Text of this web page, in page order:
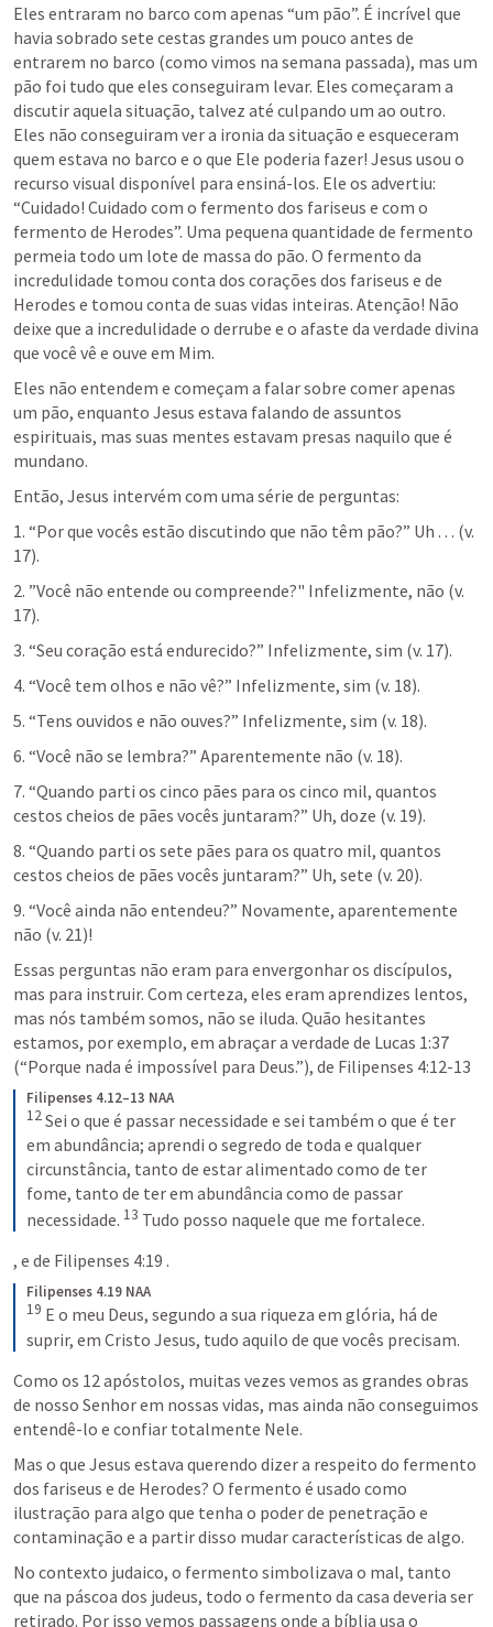
Eles entraram no barco com apenas “um pão”. É incrível que
havia sobrado sete cestas grandes um pouco antes de
entrarem no barco (como vimos na semana passada), mas um
pão foi tudo que eles conseguiram levar. Eles começaram a
discutir aquela situação, talvez até culpando um ao outro.
Eles não conseguiram ver a ironia da situação e esqueceram
quem estava no barco e o que Ele poderia fazer! Jesus usou o
recurso visual disponível para ensiná-los. Ele os advertiu:
“Cuidado! Cuidado com o fermento dos fariseus e com o
fermento de Herodes”. Uma pequena quantidade de fermento
permeia todo um lote de massa do pão. O fermento da
incredulidade tomou conta dos corações dos fariseus e de
Herodes e tomou conta de suas vidas inteiras. Atenção! Não
deixe que a incredulidade o derrube e o afaste da verdade divina
que você vê e ouve em Mim.
Eles não entendem e começam a falar sobre comer apenas
um pão, enquanto Jesus estava falando de assuntos
espirituais, mas suas mentes estavam presas naquilo que é
mundano.
Então, Jesus intervém com uma série de perguntas:
1. “Por que vocês estão discutindo que não têm pão?” Uh . . . (v.
17).
2. ”Você não entende ou compreende?" Infelizmente, não (v.
17).
3. “Seu coração está endurecido?” Infelizmente, sim (v. 17).
4. “Você tem olhos e não vê?” Infelizmente, sim (v. 18).
5. “Tens ouvidos e não ouves?” Infelizmente, sim (v. 18).
6. “Você não se lembra?” Aparentemente não (v. 18).
7. “Quando parti os cinco pães para os cinco mil, quantos
cestos cheios de pães vocês juntaram?” Uh, doze (v. 19).
8. “Quando parti os sete pães para os quatro mil, quantos
cestos cheios de pães vocês juntaram?” Uh, sete (v. 20).
9. “Você ainda não entendeu?” Novamente, aparentemente
não (v. 21)!
Essas perguntas não eram para envergonhar os discípulos,
mas para instruir. Com certeza, eles eram aprendizes lentos,
mas nós também somos, não se iluda. Quão hesitantes
estamos, por exemplo, em abraçar a verdade de Lucas 1:37
(“Porque nada é impossível para Deus.”), de Filipenses 4:12-13
Filipenses 4.12–13 NAA
12Sei o que é passar necessidade e sei também o que é ter
em abundância; aprendi o segredo de toda e qualquer
circunstância, tanto de estar alimentado como de ter
fome, tanto de ter em abundância como de passar
necessidade. 13 Tudo posso naquele que me fortalece.
, e de Filipenses 4:19 .
Filipenses 4.19 NAA
19 E o meu Deus, segundo a sua riqueza em glória, há de
suprir, em Cristo Jesus, tudo aquilo de que vocês precisam.
Como os 12 apóstolos, muitas vezes vemos as grandes obras
de nosso Senhor em nossas vidas, mas ainda não conseguimos
entendê-lo e confiar totalmente Nele.
Mas o que Jesus estava querendo dizer a respeito do fermento
dos fariseus e de Herodes? O fermento é usado como
ilustração para algo que tenha o poder de penetração e
contaminação e a partir disso mudar características de algo.
No contexto judaico, o fermento simbolizava o mal, tanto
que na páscoa dos judeus, todo o fermento da casa deveria ser
retirado. Por isso vemos passagens onde a bíblia usa o